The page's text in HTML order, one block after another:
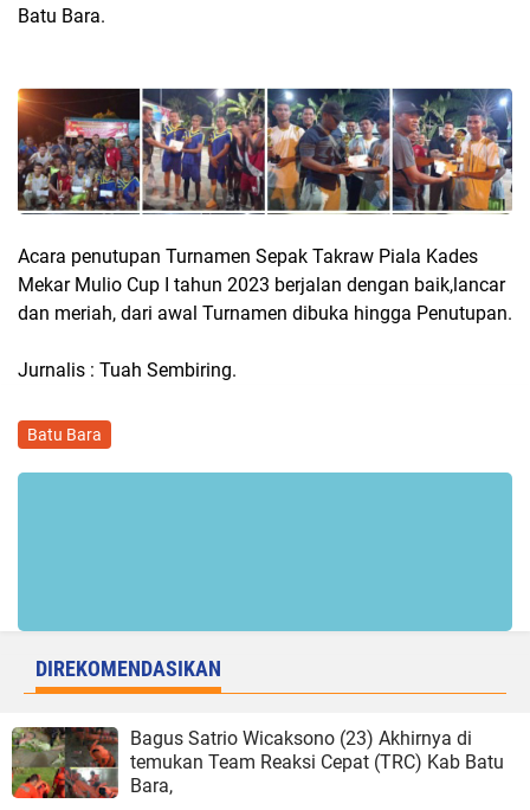
Batu Bara.
Acara penutupan Turnamen Sepak Takraw Piala Kades
Mekar Mulio Cup I tahun 2023 berjalan dengan baik,lancar
dan meriah, dari awal Turnamen dibuka hingga Penutupan.
Jurnalis : Tuah Sembiring.
Batu Bara
DIREKOMENDASIKAN
Bagus Satrio Wicaksono (23) Akhirnya di
temukan Team Reaksi Cepat (TRC) Kab Batu
Bara,